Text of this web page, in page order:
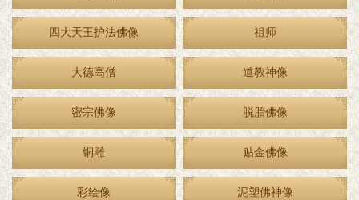
四大天王护法佛像 祖师
大德高僧 道教神像
密宗佛像 脱胎佛像
铜雕 贴金佛像
彩绘像 泥塑佛神像